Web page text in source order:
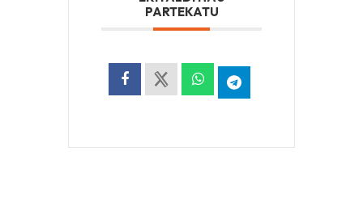
PARTEKATU